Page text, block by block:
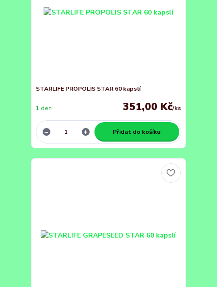
STARLIFE PROPOLIS STAR 60 kapslí
351,00 Kč/ks
1 den
Přidat do košíku